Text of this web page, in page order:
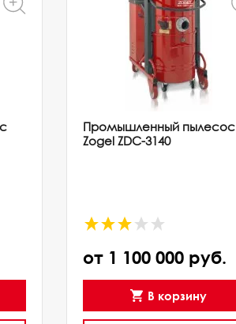
Промышленный пылесос
Zogel ZDC-3140
от 1 100 000 руб.
В корзину